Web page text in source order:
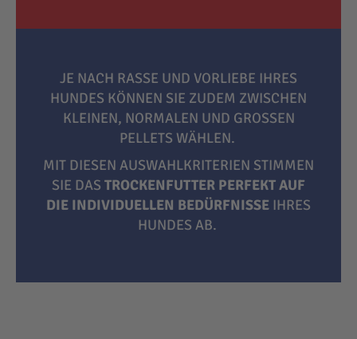
JE NACH RASSE UND VORLIEBE IHRES
HUNDES KÖNNEN SIE ZUDEM ZWISCHEN
KLEINEN, NORMALEN UND GROSSEN P
ELLETS WÄHLEN.
MIT DIESEN AUSWAHLKRITERIEN STIMMEN
SIE DAS TROCKENFUTTER PERFEKT AUF
DIE INDIVIDUELLEN BEDÜRFNISSE IHRES
HUNDES AB.